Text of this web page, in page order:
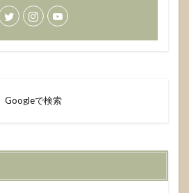
Googleで検索